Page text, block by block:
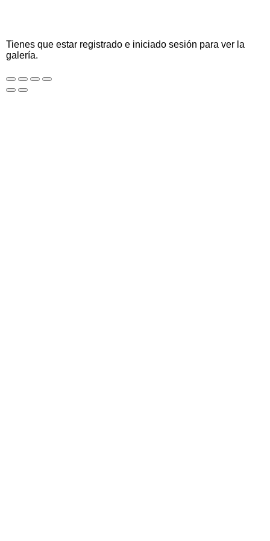
Tienes que estar registrado e iniciado sesión para ver la
galería.